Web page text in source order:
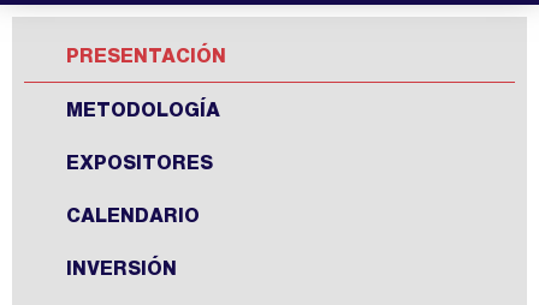
PRESENTACIÓN
METODOLOGÍA
EXPOSITORES
CALENDARIO
INVERSIÓN